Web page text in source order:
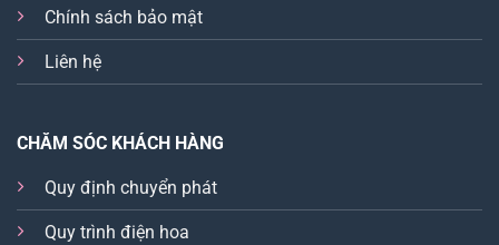
Chính sách bảo mật
Liên hệ
CHĂM SÓC KHÁCH HÀNG
Quy định chuyển phát
Quy trình điện hoa